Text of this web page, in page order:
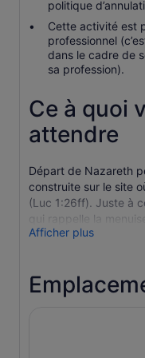
politique
Cette activité est
professionnel
dans le cadre de
sa profession).
Ce à quoi
attendre
Départ de Nazareth
construite sur le site
(Luc 1:26ff). Juste à
qui rappelle la
Joseph. L'église
A la périphérie de
panoramique sur la
Afficher plus